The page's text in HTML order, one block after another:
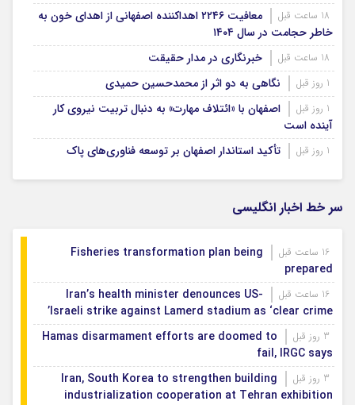
معافیت ۲۲۴۶ اهداکننده اصفهانی از اهدای خون به
خاطر حجامت در سال ۱۴۰۴
خبرنگاری در مدار حقیقت
نگاهی به دو اثر از محمدحسین حمیدی
اصفهان با «ائتلاف مهارت» به دنبال تربیت نیروی کار
آینده است
تأکید استاندار اصفهان بر توسعه فناوری‌های پاک
سر خط اخبار انگلیسی
Fisheries transformation plan being
prepared
Iran’s health minister denounces US-
Israeli strike against Lamerd stadium as ‘clear crime’
Hamas disarmament efforts are doomed to
fail, IRGC says
Iran, South Korea to strengthen building
industrialization cooperation at Tehran exhibition